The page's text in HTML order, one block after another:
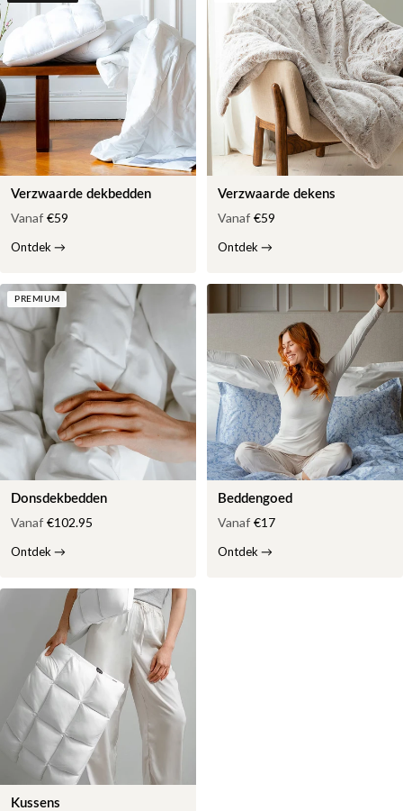
Verzwaarde dekbedden
Vanaf €59
Ontdek →
Verzwaarde dekens
Vanaf €59
Ontdek →
PREMIUM
Donsdekbedden
Vanaf €102.95
Ontdek →
Beddengoed
Vanaf €17
Ontdek →
Kussens